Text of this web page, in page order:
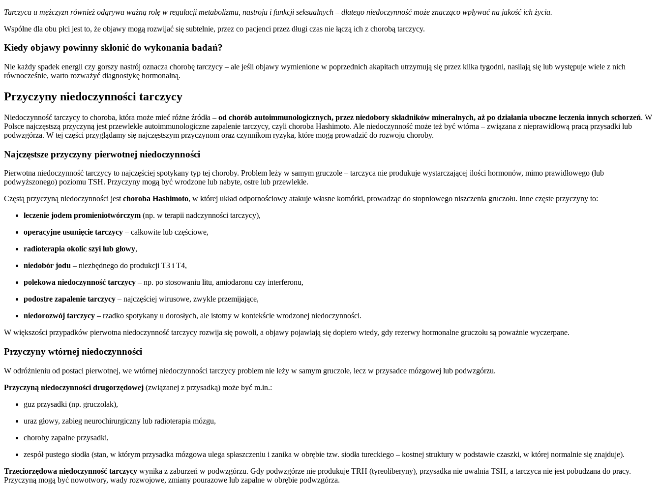
Tarczyca u mężczyzn również odgrywa ważną rolę w regulacji metabolizmu, nastroju i funkcji seksualnych – dlatego niedoczynność może znacząco wpływać na jakość ich życia.
Wspólne dla obu płci jest to, że objawy mogą rozwijać się subtelnie, przez co pacjenci przez długi czas nie łączą ich z chorobą tarczycy.
Kiedy objawy powinny skłonić do wykonania badań?
Nie każdy spadek energii czy gorszy nastrój oznacza chorobę tarczycy – ale jeśli objawy wymienione w poprzednich akapitach utrzymują się przez kilka tygodni, nasilają się lub występuje wiele z nich
równocześnie, warto rozważyć diagnostykę hormonalną.
Przyczyny niedoczynności tarczycy
Niedoczynność tarczycy to choroba, która może mieć różne źródła – od chorób autoimmunologicznych, przez niedobory składników mineralnych, aż po działania uboczne leczenia innych schorzeń. W
Polsce najczęstszą przyczyną jest przewlekłe autoimmunologiczne zapalenie tarczycy, czyli choroba Hashimoto. Ale niedoczynność może też być wtórna – związana z nieprawidłową pracą przysadki lub
podwzgórza. W tej części przyglądamy się najczęstszym przyczynom oraz czynnikom ryzyka, które mogą prowadzić do rozwoju choroby.
Najczęstsze przyczyny pierwotnej niedoczynności
Pierwotna niedoczynność tarczycy to najczęściej spotykany typ tej choroby. Problem leży w samym gruczole – tarczyca nie produkuje wystarczającej ilości hormonów, mimo prawidłowego (lub
podwyższonego) poziomu TSH. Przyczyny mogą być wrodzone lub nabyte, ostre lub przewlekłe.
Częstą przyczyną niedoczynności jestchoroba Hashimoto, w której układ odpornościowy atakuje własne komórki, prowadząc do stopniowego niszczenia gruczołu. Inne częste przyczyny to:
leczenie jodem promieniotwórczym (np. w terapii nadczynności tarczycy),
operacyjne usunięcie tarczycy – całkowite lub częściowe,
radioterapia okolic szyi lub głowy,
niedobór jodu – niezbędnego do produkcji T3 i T4,
polekowa niedoczynność tarczycy – np. po stosowaniu litu, amiodaronu czy interferonu,
podostre zapalenie tarczycy – najczęściej wirusowe, zwykle przemijające,
niedorozwój tarczycy – rzadko spotykany u dorosłych, ale istotny w kontekście wrodzonej niedoczynności.
W większości przypadków pierwotna niedoczynność tarczycy rozwija się powoli, a objawy pojawiają się dopiero wtedy, gdy rezerwy hormonalne gruczołu są poważnie wyczerpane.
Przyczyny wtórnej niedoczynności
W odróżnieniu od postaci pierwotnej, we wtórnej niedoczynności tarczycy problem nie leży w samym gruczole, lecz w przysadce mózgowej lub podwzgórzu.
Przyczyną niedoczynności drugorzędowej (związanej z przysadką) może być m.in.:
guz przysadki (np. gruczolak),
uraz głowy, zabieg neurochirurgiczny lub radioterapia mózgu,
choroby zapalne przysadki,
zespół pustego siodła (stan, w którym przysadka mózgowa ulega spłaszczeniu i zanika w obrębie tzw. siodła tureckiego – kostnej struktury w podstawie czaszki, w której normalnie się znajduje).
Trzeciorzędowa niedoczynność tarczycy wynika z zaburzeń w podwzgórzu. Gdy podwzgórze nie produkuje TRH (tyreoliberyny), przysadka nie uwalnia TSH, a tarczyca nie jest pobudzana do pracy.
Przyczyną mogą być nowotwory, wady rozwojowe, zmiany pourazowe lub zapalne w obrębie podwzgórza.